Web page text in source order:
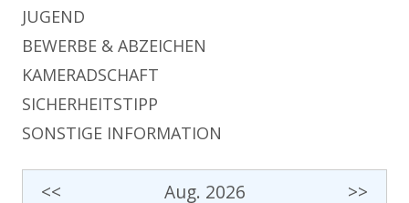
JUGEND
BEWERBE & ABZEICHEN
KAMERADSCHAFT
SICHERHEITSTIPP
SONSTIGE INFORMATION
<< Aug. 2026 >>